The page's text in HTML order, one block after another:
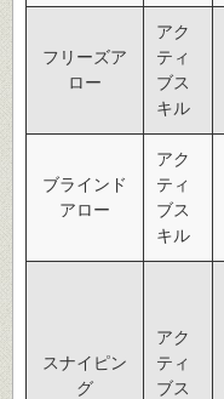
フリーズア
ロー
アク
ティ
ブス
キル
ブラインド
アロー
アク
ティ
ブス
キル
スナイピン
グ
アク
ティ
ブス